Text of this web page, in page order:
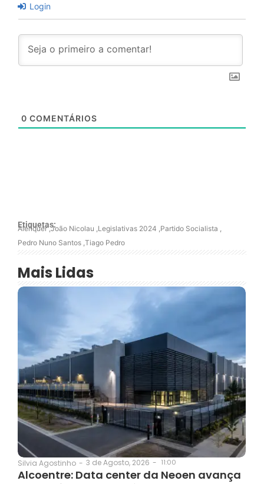
Login
0 COMENTÁRIOS
Etiquetas:
Alenquer,João Nicolau ,Legislativas 2024 ,Partido Socialista ,
Pedro Nuno Santos ,Tiago Pedro
Mais Lidas
Silvia Agostinho - 3 de Agosto, 2026 - 11:00
Alcoentre: Data center da Neoen avança